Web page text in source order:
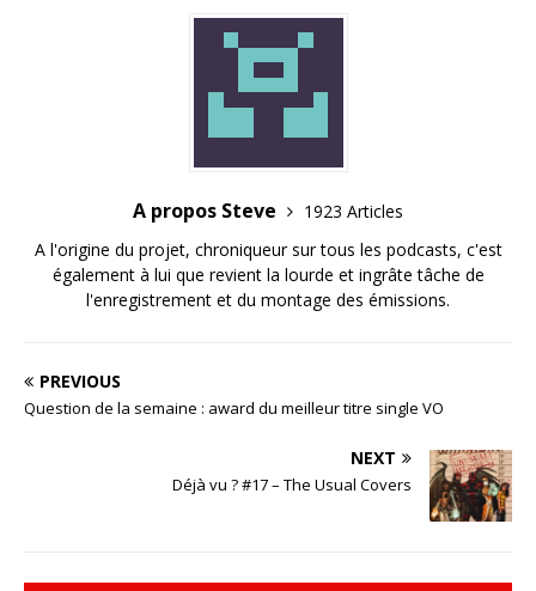
A propos Steve
1923 Articles
A l'origine du projet, chroniqueur sur tous les podcasts, c'est
également à lui que revient la lourde et ingrâte tâche de
l'enregistrement et du montage des émissions.
PREVIOUS
Question de la semaine : award du meilleur titre single VO
NEXT
Déjà vu ? #17 – The Usual Covers